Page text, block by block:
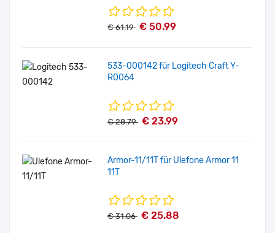
€ 61.19 € 50.99
533-000142 für Logitech Craft Y-
R0064
€ 28.79 € 23.99
Armor-11/11T für Ulefone Armor 11
11T
€ 31.06 € 25.88